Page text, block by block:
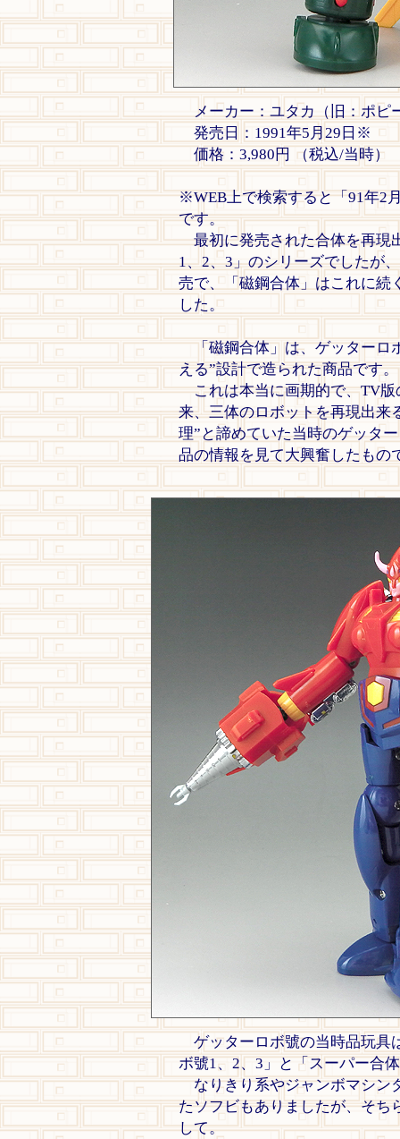
メーカー：ユタカ（旧：ポピ
発売日：1991年5月29日※
価格：3,980円 （税込/当時）
※WEB上で検索すると「91年2
です。
最初に発売された合体を再現
1、2、3」のシリーズでしたが
売で、「磁鋼合体」はこれに続
した。
「磁鋼合体」は、ゲッターロ
える”設計で造られた商品です。
これは本当に画期的で、TV版
来、三体のロボットを再現出来
理”と諦めていた当時のゲッタ
品の情報を見て大興奮したもの
ゲッターロボ號の当時品玩具
ボ號1、2、3」と「スーパー合
なりきり系やジャンボマシン
たソフビもありましたが、そち
して。